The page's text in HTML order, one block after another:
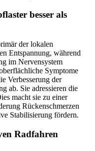
besser als
der lokalen
Entspannung, während
im Nervensystem
Symptome
Verbesserung der
ab. Sie adressieren die
macht sie zu einer
Rückenschmerzen
Stabilisierung fördern.
Radfahren